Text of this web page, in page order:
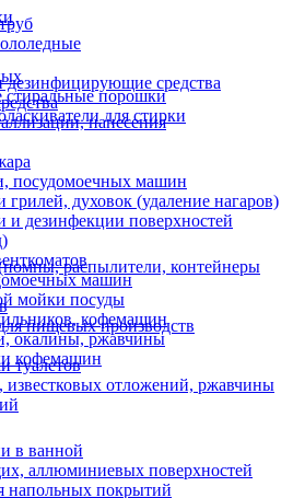
порошки
для стирки
дезинфицирующие средства
нанесения
посудомоечных машин
грилей, духовок (удаление нагаров)
и дезинфекции поверхностей
машин
мойки посуды
кофемашин
окалины, ржавчины
кофемашин
распылители, контейнеры
пищевых производств
туалетов
известковых отложений, ржавчины
в ванной
аллюминиевых поверхностей
напольных покрытий